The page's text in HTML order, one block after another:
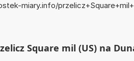
miary.info/
Square mil (US) na